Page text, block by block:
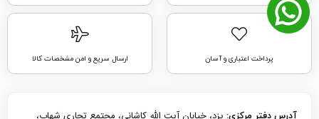
پرداخت اعتباری و آسان ارسال سریع و امن مشخصات کالا
آدرس دفتر مرکزی: